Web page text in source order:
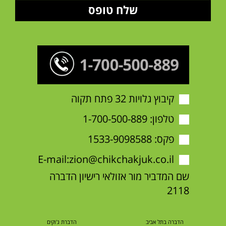
קיבוץ גלויות 32 פתח תקוה
טלפון:1-700-500-889
פקס: 1533-9098588
E-mail:zion@chikchakjuk.co.il
שם המדביר מור אזולאי רישיון הדברה
2118
הדברה בתל אביב הדברת ג'וקים